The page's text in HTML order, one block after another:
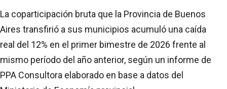
La coparticipación bruta que la Provincia de Buenos
Aires transfirió a sus municipios acumuló una caída
real del 12% en el primer bimestre de 2026 frente al
mismo período del año anterior, según un informe de
PPA Consultora elaborado en base a datos del